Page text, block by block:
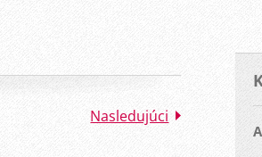
Nasledujúci